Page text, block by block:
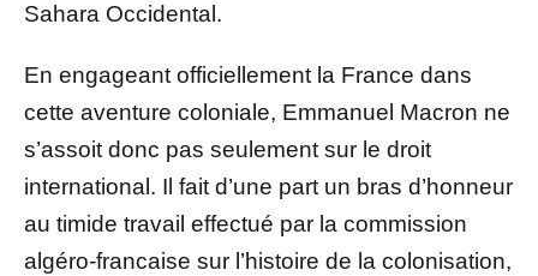
Sahara Occidental.
En engageant officiellement la France dans
cette aventure coloniale, Emmanuel Macron ne
s’assoit donc pas seulement sur le droit
international. Il fait d’une part un bras d’honneur
au timide travail effectué par la commission
algéro-francaise sur l’histoire de la colonisation,